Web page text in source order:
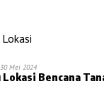
Mei 2024
Bencana